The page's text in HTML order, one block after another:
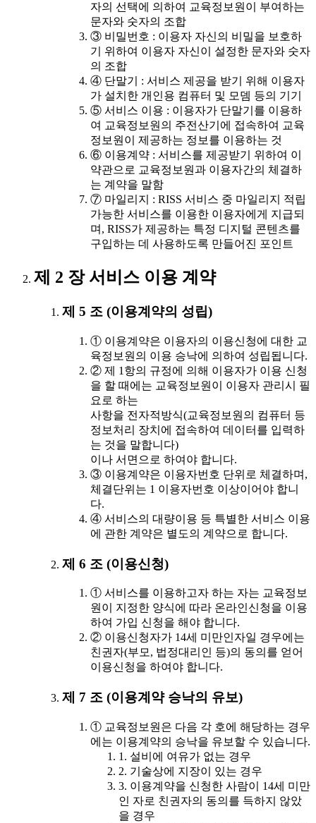
자의 선택에 의하여 교육정보원이 부여하는
문자와 숫자의 조합
③ 비밀번호 : 이용자 자신의 비밀을 보호하
기 위하여 이용자 자신이 설정한 문자와 숫자
의 조합
④ 단말기 : 서비스 제공을 받기 위해 이용자
가 설치한 개인용 컴퓨터 및 모뎀 등의 기기
⑤ 서비스 이용 : 이용자가 단말기를 이용하
여 교육정보원의 주전산기에 접속하여 교육
정보원이 제공하는 정보를 이용하는 것
⑥ 이용계약 : 서비스를 제공받기 위하여 이
약관으로 교육정보원과 이용자간의 체결하
는 계약을 말함
⑦ 마일리지 : RISS 서비스 중 마일리지 적립
가능한 서비스를 이용한 이용자에게 지급되
며, RISS가 제공하는 특정 디지털 콘텐츠를
구입하는 데 사용하도록 만들어진 포인트
제 2 장 서비스 이용 계약
제 5 조 (이용계약의 성립)
① 이용계약은 이용자의 이용신청에 대한 교
육정보원의 이용 승낙에 의하여 성립됩니다.
② 제 1항의 규정에 의해 이용자가 이용 신청
을 할 때에는 교육정보원이 이용자 관리시 필
요로 하는
사항을 전자적방식(교육정보원의 컴퓨터 등
정보처리 장치에 접속하여 데이터를 입력하
는 것을 말합니다)
이나 서면으로 하여야 합니다.
③ 이용계약은 이용자번호 단위로 체결하며,
체결단위는 1 이용자번호 이상이어야 합니
다.
④ 서비스의 대량이용 등 특별한 서비스 이용
에 관한 계약은 별도의 계약으로 합니다.
제 6 조 (이용신청)
① 서비스를 이용하고자 하는 자는 교육정보
원이 지정한 양식에 따라 온라인신청을 이용
하여 가입 신청을 해야 합니다.
② 이용신청자가 14세 미만인자일 경우에는
친권자(부모, 법정대리인 등)의 동의를 얻어
이용신청을 하여야 합니다.
제 7 조 (이용계약 승낙의 유보)
① 교육정보원은 다음 각 호에 해당하는 경우
에는 이용계약의 승낙을 유보할 수 있습니다.
1. 설비에 여유가 없는 경우
2. 기술상에 지장이 있는 경우
3. 이용계약을 신청한 사람이 14세 미만
인 자로 친권자의 동의를 득하지 않았
을 경우